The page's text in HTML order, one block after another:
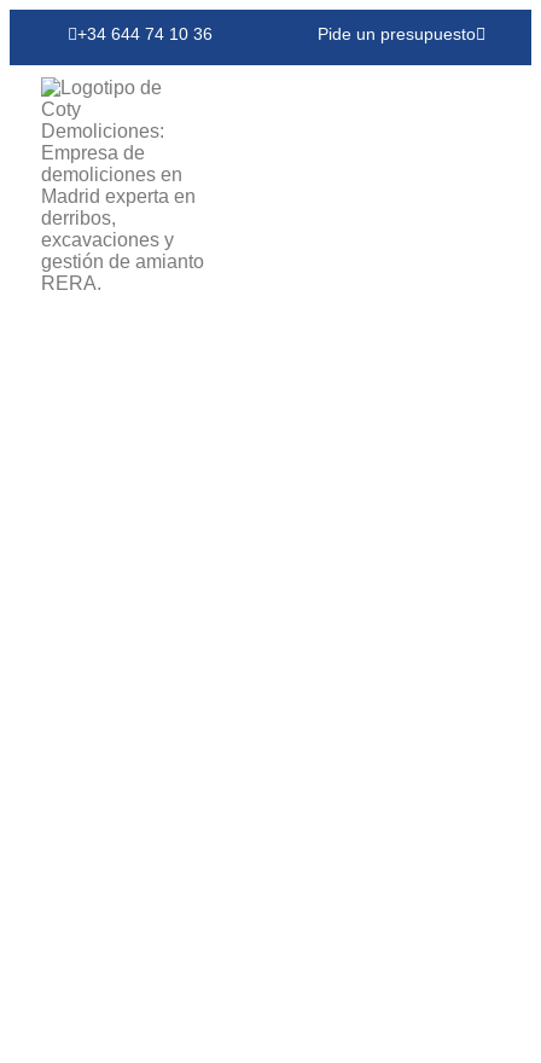
+34 644 74 10 36 Pide un presupuesto